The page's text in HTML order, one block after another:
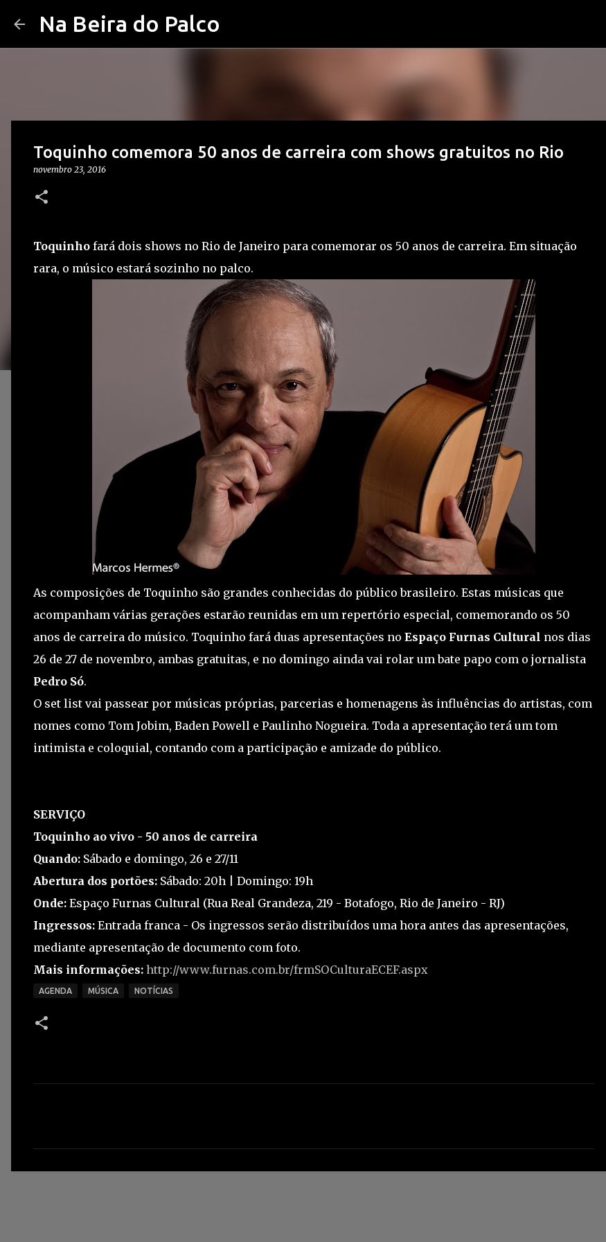
Na Beira do Palco
Toquinho comemora 50 anos de carreira com shows gratuitos no Rio
novembro 23, 2016
Toquinho fará dois shows no Rio de Janeiro para comemorar os 50 anos de carreira. Em situação
rara, o músico estará sozinho no palco.
As composições de Toquinho são grandes conhecidas do público brasileiro. Estas músicas que
acompanham várias gerações estarão reunidas em um repertório especial, comemorando os 50
anos de carreira do músico. Toquinho fará duas apresentações no Espaço Furnas Cultural nos dias
26 de 27 de novembro, ambas gratuitas, e no domingo ainda vai rolar um bate papo com o jornalista
Pedro Só.
O set list vai passear por músicas próprias, parcerias e homenagens às influências do artistas, com
nomes como Tom Jobim, Baden Powell e Paulinho Nogueira. Toda a apresentação terá um tom
intimista e coloquial, contando com a participação e amizade do público.
SERVIÇO
Toquinho ao vivo - 50 anos de carreira
Quando: Sábado e domingo, 26 e 27/11
Abertura dos portões: Sábado: 20h | Domingo: 19h
Onde: Espaço Furnas Cultural (Rua Real Grandeza, 219 - Botafogo, Rio de Janeiro - RJ)
Ingressos: Entrada franca - Os ingressos serão distribuídos uma hora antes das apresentações,
mediante apresentação de documento com foto.
Mais informações: http://www.furnas.com.br/frmSOCulturaECEF.aspx
AGENDA MÚSICA NOTÍCIAS